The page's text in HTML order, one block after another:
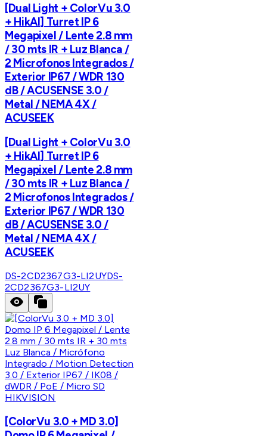
[Dual Light + ColorVu 3.0
+ HikAI] Turret IP 6
Megapixel / Lente 2.8 mm
/ 30 mts IR + Luz Blanca /
2 Microfonos Integrados /
Exterior IP67 / WDR 130
dB / ACUSENSE 3.0 /
Metal / NEMA 4X /
ACUSEEK
[Dual Light + ColorVu 3.0
+ HikAI] Turret IP 6
Megapixel / Lente 2.8 mm
/ 30 mts IR + Luz Blanca /
2 Microfonos Integrados /
Exterior IP67 / WDR 130
dB / ACUSENSE 3.0 /
Metal / NEMA 4X /
ACUSEEK
DS-2CD2367G3-LI2UYDS-
2CD2367G3-LI2UY
HIKVISION
[ColorVu 3.0 + MD 3.0]